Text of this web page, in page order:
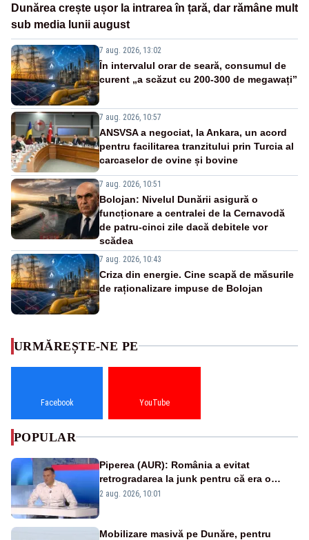
Dunărea crește ușor la intrarea în țară, dar rămâne mult
sub media lunii august
7 aug. 2026, 13:02
În intervalul orar de seară, consumul de
curent „a scăzut cu 200-300 de megawați”
7 aug. 2026, 10:57
ANSVSA a negociat, la Ankara, un acord
pentru facilitarea tranzitului prin Turcia al
carcaselor de ovine și bovine
7 aug. 2026, 10:51
Bolojan: Nivelul Dunării asigură o
funcționare a centralei de la Cernavodă
de patru-cinci zile dacă debitele vor
scădea
7 aug. 2026, 10:43
Criza din energie. Cine scapă de măsurile
de raționalizare impuse de Bolojan
URMĂREȘTE-NE PE
Facebook YouTube
POPULAR
Piperea (AUR): România a evitat
retrogradarea la junk pentru că era o
catastrofă pentru bănci și fondurile de
2 aug. 2026, 10:01
Mobilizare masivă pe Dunăre, pentru